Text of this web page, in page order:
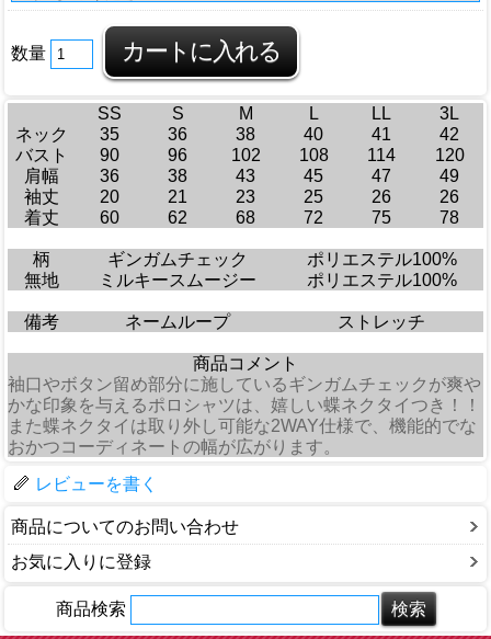
数量
SS S M L LL
3L
ネック
35 36 38 40 41
42
バスト
90 96 102 108 114
120
肩幅
36 38 43 45 47
49
袖丈
20 21 23 25 26
26
着丈
60 62 68 72 75 78
柄 ギンガムチェック
ポリエステル100%
無地
ミルキースムージー ポリエステル100%
備考 ネームループ ストレッチ
商品コメント
袖口やボタン留め部分に施しているギンガムチェックが爽や
かな印象を与えるポロシャツは、嬉しい蝶ネクタイつき！！
また蝶ネクタイは取り外し可能な2WAY仕様で、機能的でな
おかつコーディネートの幅が広がります。
レビューを書く
商品についてのお問い合わせ
お気に入りに登録
商品検索